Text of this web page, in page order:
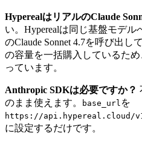
HyperealはリアルのClaude
い。Hyperealは同じ基盤モデ
のClaude Sonnet 4.7を呼び出
の容量を一括購入しているた
っています。
Anthropic SDKは必要ですか？
のまま使えます。
base_url を
https://api.hypereal.cloud/
に設定するだけです。